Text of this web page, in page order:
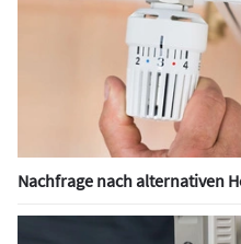
Nachfrage nach alternativen